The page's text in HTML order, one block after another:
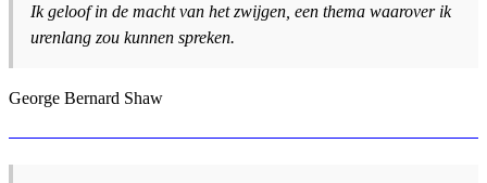
Ik geloof in de macht van het zwijgen, een thema waarover ik
urenlang zou kunnen spreken.
George Bernard Shaw